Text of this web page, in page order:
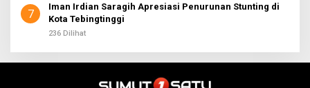
7
Iman Irdian Saragih Apresiasi Penurunan Stunting di
Kota Tebingtinggi
236 Dilihat